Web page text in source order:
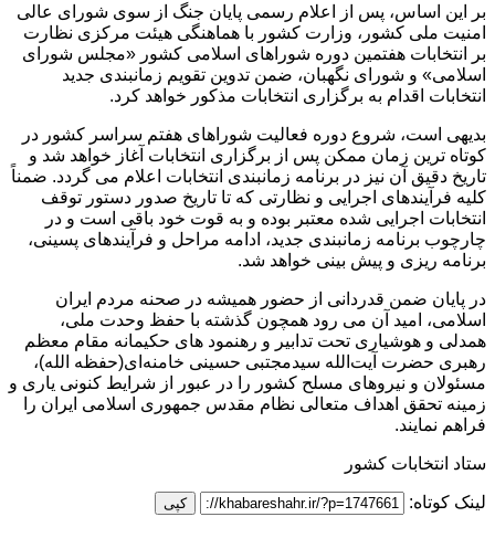
بر این اساس، پس از اعلام رسمی پایان جنگ از سوی شورای عالی
امنیت ملی کشور، وزارت کشور با هماهنگی هیئت مرکزی نظارت
بر انتخابات هفتمین دوره شوراهای اسلامی کشور «مجلس شورای
اسلامی» و شورای نگهبان، ضمن تدوین تقویم زمانبندی جدید
انتخابات اقدام به برگزاری انتخابات مذکور خواهد کرد.
بدیهی است، شروع دوره فعالیت شوراهای هفتم سراسر کشور در
کوتاه ترین زمان ممکن پس از برگزاری انتخابات آغاز خواهد شد و
تاریخ دقیق آن نیز در برنامه زمانبندی انتخابات اعلام می گردد. ضمناً
کلیه فرآیندهای اجرایی و نظارتی که تا تاریخ صدور دستور توقف
انتخابات اجرایی شده معتبر بوده و به قوت خود باقی است و در
چارچوب برنامه زمانبندی جدید، ادامه مراحل و فرآیندهای پسینی،
برنامه ریزی و پیش بینی خواهد شد.
در پایان ضمن قدردانی از حضور همیشه در صحنه مردم ایران
اسلامی، امید آن می رود همچون گذشته با حفظ وحدت ملی،
همدلی و هوشیاری تحت تدابیر و رهنمود های حکیمانه مقام معظم
رهبری حضرت آیت‌الله سیدمجتبی حسینی خامنه‌ای(حفظه الله)،
مسئولان و نیروهای مسلح کشور را در عبور از شرایط کنونی یاری و
زمینه تحقق اهداف متعالی نظام مقدس جمهوری اسلامی ایران را
فراهم نمایند.
ستاد انتخابات کشور
لینک کوتاه: کپی